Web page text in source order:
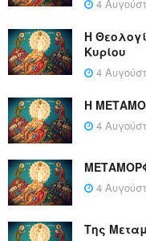
4
Η
Κυρίου
4
Η
4
4
Της